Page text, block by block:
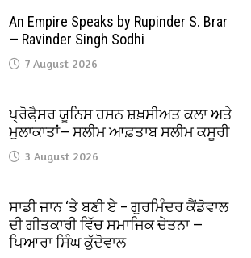
An Empire Speaks by Rupinder S. Brar
— Ravinder Singh Sodhi
7 August 2026
ਪ੍ਰੋਫੈ਼ਸਰ ਯੂਨਿਸ ਹਸਨ ਸ਼ਖ਼ਸੀਅਤ ਕਲਾ ਅਤੇ
ਮੁਲਾਕਾਤਾਂ— ਸਲੀਮ ਆਫ਼ਤਾਬ ਸਲੀਮ ਕਸੂਰੀ
3 August 2026
ਸਾਡੀ ਜਾਨ ‘ਤੇ ਬਣੀ ਏ – ਗੁਰਮਿੰਦਰ ਕੈਂਡੋਵਾਲ
ਦੀ ਗੀਤਕਾਰੀ ਵਿੱਚ ਸਮਾਜਿਕ ਚੇਤਨਾ —
ਪਿਆਰਾ ਸਿੰਘ ਕੁੱਦੋਵਾਲ